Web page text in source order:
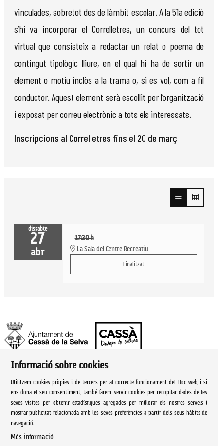
vinculades, sobretot des de l’àmbit escolar. A la 51a edició
s’hi va incorporar el Correlletres, un concurs del tot
virtual que consisteix a redactar un relat o poema de
contingut tipològic lliure, en el qual hi ha de sortir un
element o motiu inclòs a la trama o, si es vol, com a fil
conductor. Aquest element serà escollit per l’organització
i exposat per correu electrònic a tots els interessats.
Inscripcions al Correlletres fins el 20 de març
dissabte
27
abr
17:30 h
La Sala del Centre Recreatiu
Finalitzat
Rambla Onze de Setembre, 107
Cassà de la Selva Tel. 972 460 005
culturacassa@cassa.cat
Informació sobre cookies
Utilitzem cookies pròpies i de tercers per al correcte funcionament del lloc web, i si
ens dona el seu consentiment, també farem servir cookies per recopilar dades de les
seves visites per obtenir estadístiques agregades per millorar els nostres serveis i
mostrar publicitat relacionada amb les seves preferències a partir dels seus hàbits de
navegació.
Més informació